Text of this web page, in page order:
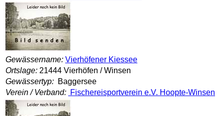
Gewässername: Vierhöfener Kiessee
Ortslage: 21444 Vierhöfen / Winsen
Gewässertyp: Baggersee
Verein / Verband: Fischereisportverein e.V. Hoopte-Winsen